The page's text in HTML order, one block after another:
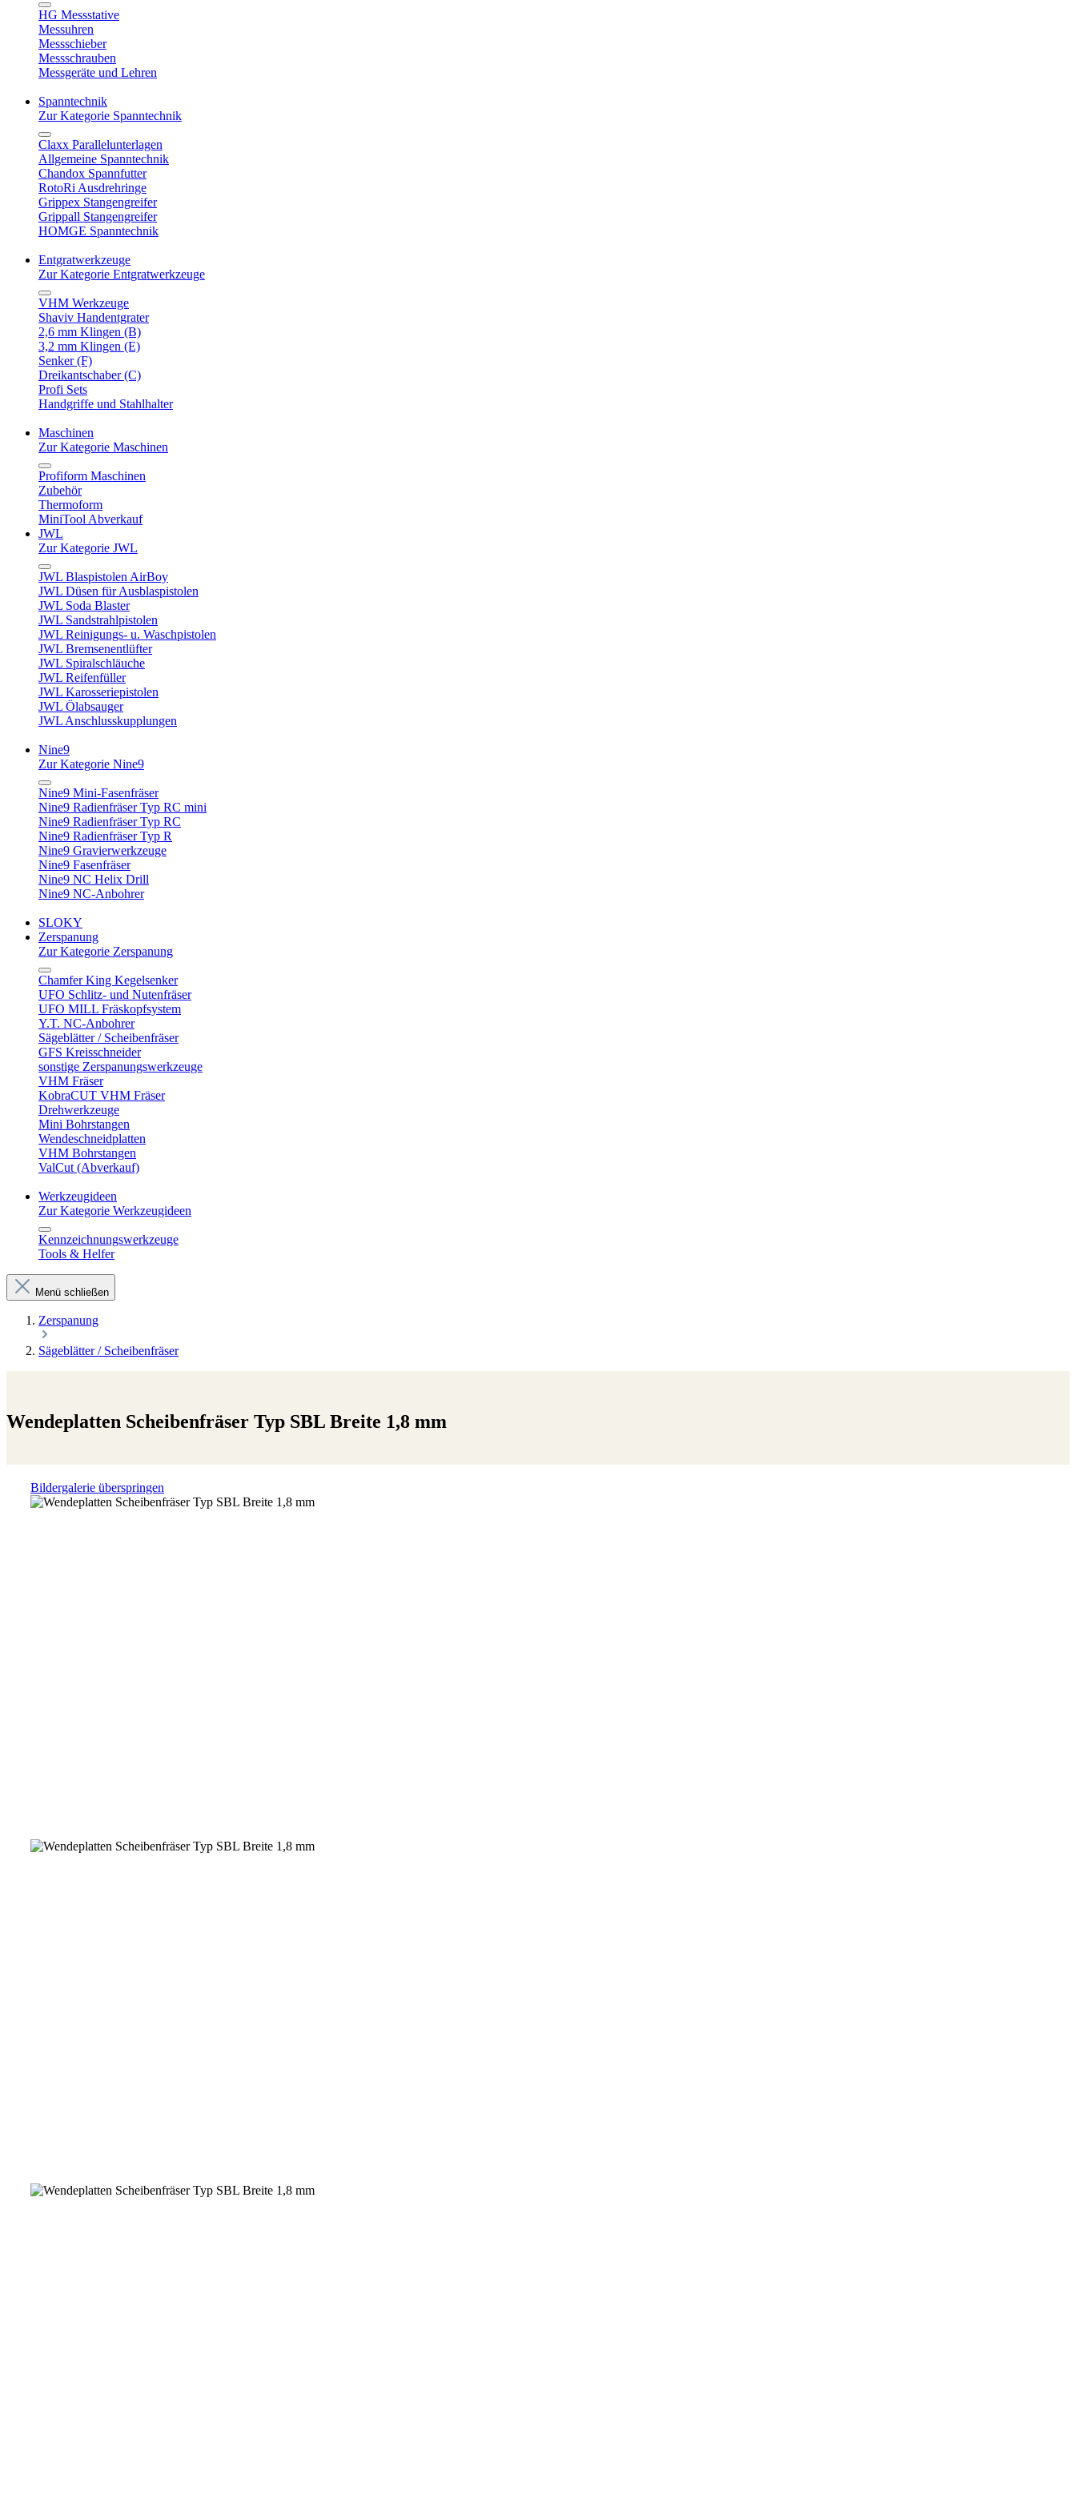
HG Messstative
Messuhren
Messschieber
Messschrauben
Messgeräte und Lehren
Spanntechnik
Zur Kategorie Spanntechnik
Claxx Parallelunterlagen
Allgemeine Spanntechnik
Chandox Spannfutter
RotoRi Ausdrehringe
Grippex Stangengreifer
Grippall Stangengreifer
HOMGE Spanntechnik
Entgratwerkzeuge
Zur Kategorie Entgratwerkzeuge
VHM Werkzeuge
Shaviv Handentgrater
2,6 mm Klingen (B)
3,2 mm Klingen (E)
Senker (F)
Dreikantschaber (C)
Profi Sets
Handgriffe und Stahlhalter
Maschinen
Zur Kategorie Maschinen
Profiform Maschinen
Zubehör
Thermoform
MiniTool Abverkauf
JWL
Zur Kategorie JWL
JWL Blaspistolen AirBoy
JWL Düsen für Ausblaspistolen
JWL Soda Blaster
JWL Sandstrahlpistolen
JWL Reinigungs- u. Waschpistolen
JWL Bremsenentlüfter
JWL Spiralschläuche
JWL Reifenfüller
JWL Karosseriepistolen
JWL Ölabsauger
JWL Anschlusskupplungen
Nine9
Zur Kategorie Nine9
Nine9 Mini-Fasenfräser
Nine9 Radienfräser Typ RC mini
Nine9 Radienfräser Typ RC
Nine9 Radienfräser Typ R
Nine9 Gravierwerkzeuge
Nine9 Fasenfräser
Nine9 NC Helix Drill
Nine9 NC-Anbohrer
SLOKY
Zerspanung
Zur Kategorie Zerspanung
Chamfer King Kegelsenker
UFO Schlitz- und Nutenfräser
UFO MILL Fräskopfsystem
Y.T. NC-Anbohrer
Sägeblätter / Scheibenfräser
GFS Kreisschneider
sonstige Zerspanungswerkzeuge
VHM Fräser
KobraCUT VHM Fräser
Drehwerkzeuge
Mini Bohrstangen
Wendeschneidplatten
VHM Bohrstangen
ValCut (Abverkauf)
Werkzeugideen
Zur Kategorie Werkzeugideen
Kennzeichnungswerkzeuge
Tools & Helfer
Menü schließen
Zerspanung
Sägeblätter / Scheibenfräser
Wendeplatten Scheibenfräser Typ SBL Breite 1,8 mm
Bildergalerie überspringen